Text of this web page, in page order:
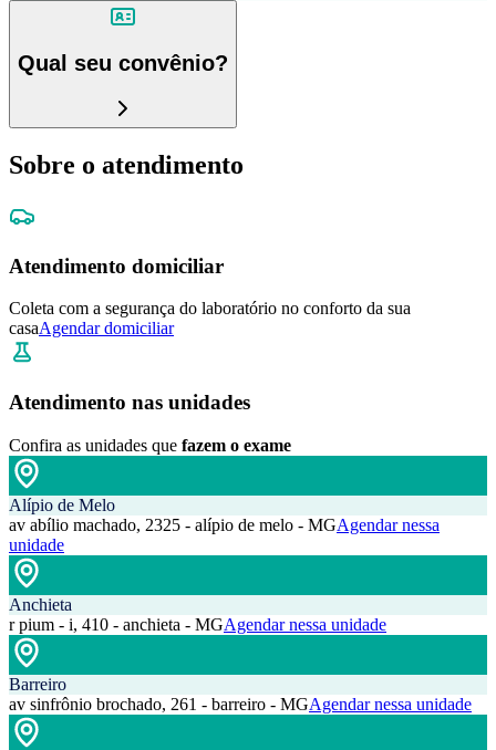
Qual seu convênio?
Sobre o atendimento
Atendimento domiciliar
Coleta com a segurança do laboratório no conforto da sua
casaAgendar domiciliar
Atendimento nas unidades
Confira as unidades que fazem o exame
Alípio de Melo
av abílio machado, 2325 - alípio de melo - MGAgendar nessa
unidade
Anchieta
r pium - i, 410 - anchieta - MGAgendar nessa unidade
Barreiro
av sinfrônio brochado, 261 - barreiro - MGAgendar nessa unidade